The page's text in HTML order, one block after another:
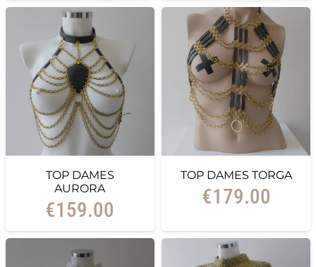
TOP DAMES
AURORA
€159.00
TOP DAMES TORGA
€179.00